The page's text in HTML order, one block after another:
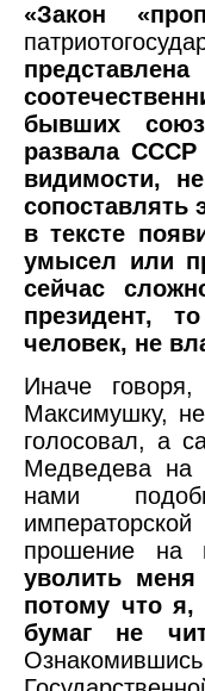
«Закон
бывших
развала
видимости,
сопоставлять
в тексте
умысел или
сейчас
президент,
человек, не
Иначе
Максимушку,
голосовал, а
Медведева на
нами
прошение на
уволить
потому что я,
бумаг не